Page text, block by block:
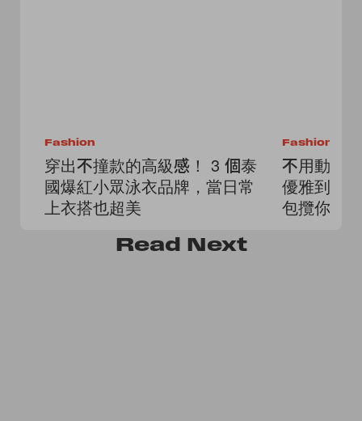
Fashion
穿出不撞款的高級感！ 3 個泰
國爆紅小眾泳衣品牌，當日常
上衣搭也超美
Fashion
不用動腦
優雅到街
包攬你一
Read Next